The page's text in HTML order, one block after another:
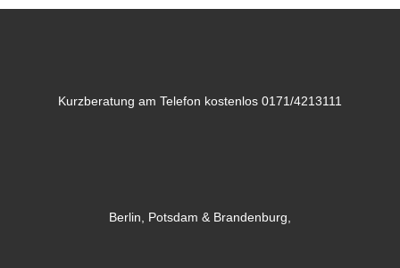
Kurzberatung am Telefon kostenlos 0171/4213111
Berlin, Potsdam & Brandenburg,